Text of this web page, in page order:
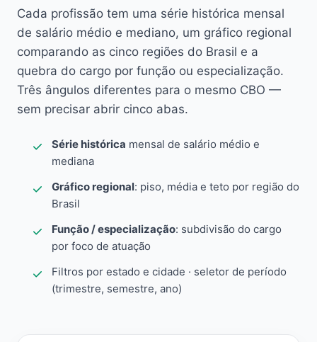
Cada profissão tem uma série histórica mensal
de salário médio e mediano, um gráfico regional
comparando as cinco regiões do Brasil e a
quebra do cargo por função ou especialização.
Três ângulos diferentes para o mesmo CBO —
sem precisar abrir cinco abas.
Série histórica mensal de salário médio e
mediana
Gráfico regional: piso, média e teto por região do
Brasil
Função / especialização: subdivisão do cargo
por foco de atuação
Filtros por estado e cidade · seletor de período
(trimestre, semestre, ano)